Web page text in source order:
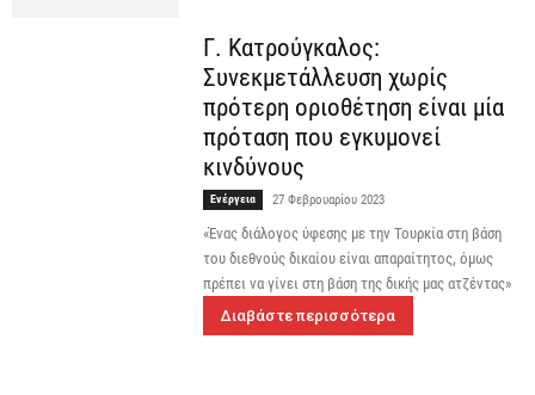
Γ. Κατρούγκαλος:
Συνεκμετάλλευση χωρίς
πρότερη οριοθέτηση είναι μία
πρόταση που εγκυμονεί
κινδύνους
Ενέργεια 27 Φεβρουαρίου 2023
«Ένας διάλογος ύφεσης με την Τουρκία στη βάση
του διεθνούς δικαίου είναι απαραίτητος, όμως
πρέπει να γίνει στη βάση της δικής μας ατζέντας»
Διαβάστε περισσότερα